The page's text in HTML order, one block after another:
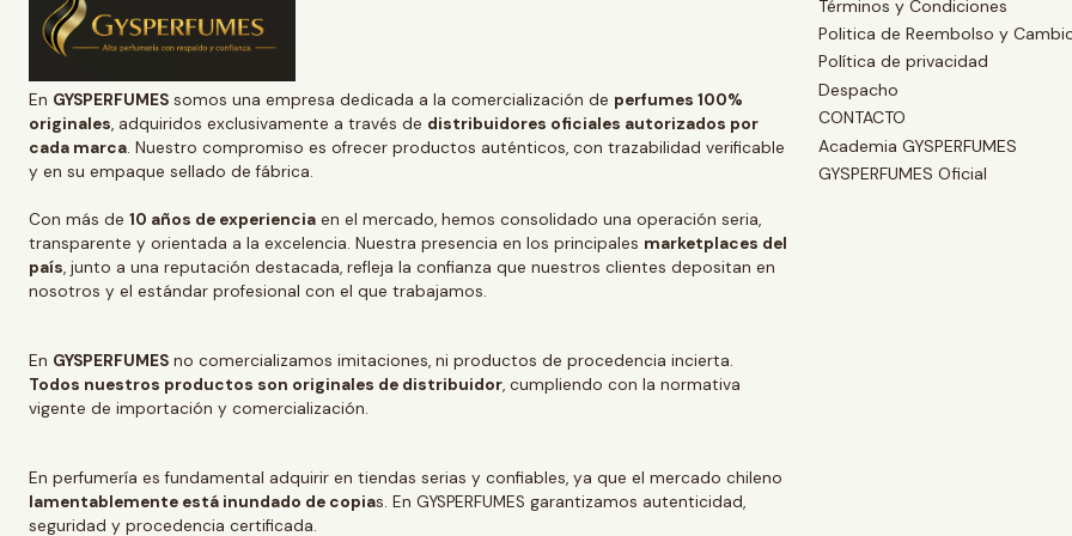
En GYSPERFUMES somos una empresa dedicada a la comercialización de perfumes 100%
originales, adquiridos exclusivamente a través de distribuidores oficiales autorizados por
cada marca. Nuestro compromiso es ofrecer productos auténticos, con trazabilidad verificable
y en su empaque sellado de fábrica.
Con más de 10 años de experiencia en el mercado, hemos consolidado una operación seria,
transparente y orientada a la excelencia. Nuestra presencia en los principales marketplaces del
país, junto a una reputación destacada, refleja la confianza que nuestros clientes depositan en
nosotros y el estándar profesional con el que trabajamos.
En GYSPERFUMES no comercializamos imitaciones, ni productos de procedencia incierta.
Todos nuestros productos son originales de distribuidor, cumpliendo con la normativa
vigente de importación y comercialización.
En perfumería es fundamental adquirir en tiendas serias y confiables, ya que el mercado chileno
lamentablemente está inundado de copias. En GYSPERFUMES garantizamos autenticidad,
seguridad y procedencia certificada.
Términos y Condiciones
Politica de Reembolso y
Política de privacidad
Despacho
CONTACTO
Academia GYSPERFUMES
GYSPERFUMES Oficial